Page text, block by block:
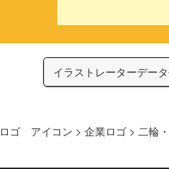
イラストレーターデー
ロゴ アイコン > 企業ロゴ > 二輪